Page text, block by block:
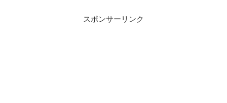
スポンサーリンク